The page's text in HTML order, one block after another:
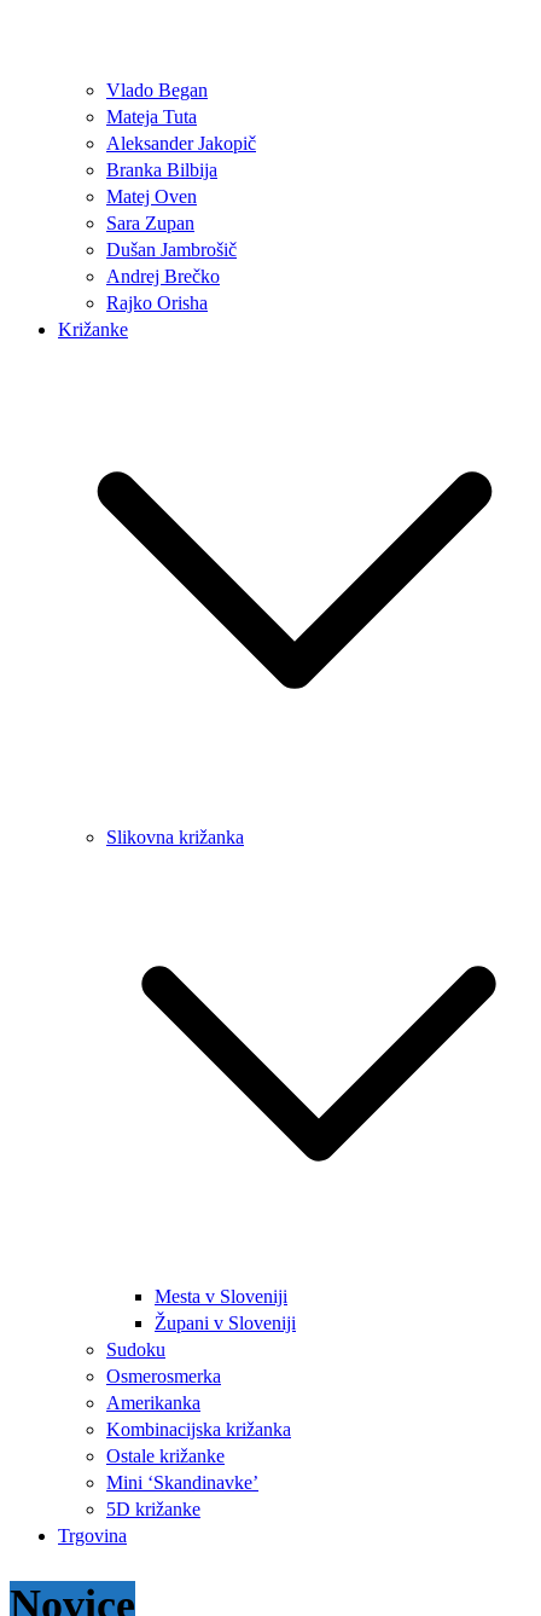
Vlado Began
Mateja Tuta
Aleksander Jakopič
Branka Bilbija
Matej Oven
Sara Zupan
Dušan Jambrošič
Andrej Brečko
Rajko Orisha
Križanke
Slikovna križanka
Mesta v Sloveniji
Župani v Sloveniji
Sudoku
Osmerosmerka
Amerikanka
Kombinacijska križanka
Ostale križanke
Mini ‘Skandinavke’
5D križanke
Trgovina
Novice